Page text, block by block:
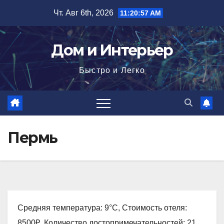
содержимому
Чт. Авг 6th, 2026 11:20:58 AM
Дом и Интерьер
Быстро и Легко
Пермь
Средняя температура: 9°C, Стоимость отеля: